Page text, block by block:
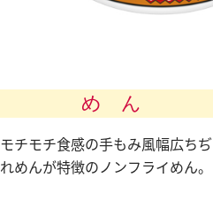
め ん
モチモチ食感の手もみ風幅広ちぢ
れめんが特徴のノンフライめん。